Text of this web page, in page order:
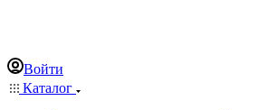
Войти
Каталог